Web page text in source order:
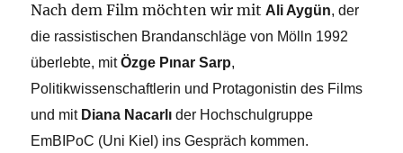
Nach dem Film möchten wir mitAli Aygün, der
die rassistischen Brandanschläge von Mölln 1992
überlebte, mitÖzge Pınar Sarp,
Politikwissenschaftlerin und Protagonistin des Films
und mit Diana Nacarlı der Hochschulgruppe
EmBIPoC (Uni Kiel) ins Gespräch kommen.